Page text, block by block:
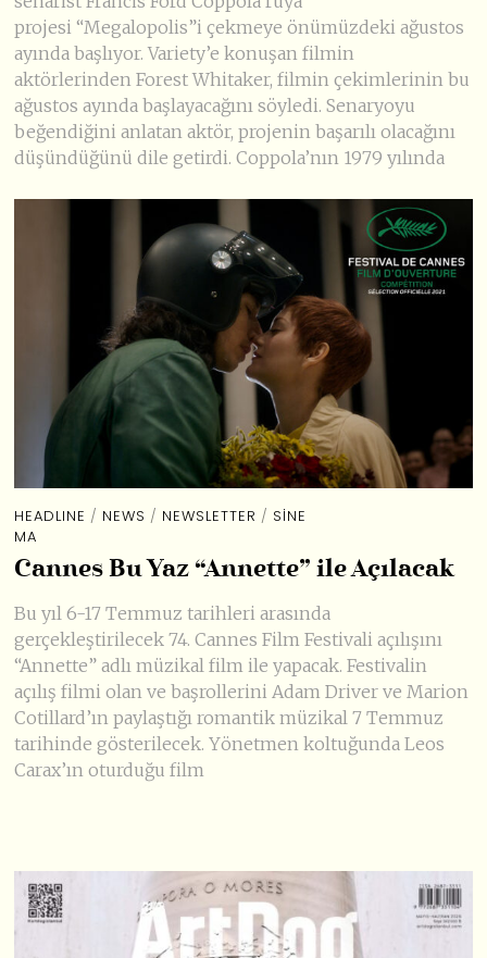
projesi “Megalopolis”i çekmeye önümüzdeki ağustos
ayında başlıyor. Variety’e konuşan filmin
aktörlerinden Forest Whitaker, filmin çekimlerinin bu
ağustos ayında başlayacağını söyledi. Senaryoyu
beğendiğini anlatan aktör, projenin başarılı olacağını
düşündüğünü dile getirdi. Coppola’nın 1979 yılında
HEADLINE / NEWS / NEWSLETTER / SINE
MA
Cannes Bu Yaz “Annette” ile Açılacak
Bu yıl 6-17 Temmuz tarihleri arasında
gerçekleştirilecek 74. Cannes Film Festivali açılışını
“Annette” adlı müzikal film ile yapacak. Festivalin
açılış filmi olan ve başrollerini Adam Driver ve Marion
Cotillard’ın paylaştığı romantik müzikal 7 Temmuz
tarihinde gösterilecek. Yönetmen koltuğunda Leos
Carax’ın oturduğu film